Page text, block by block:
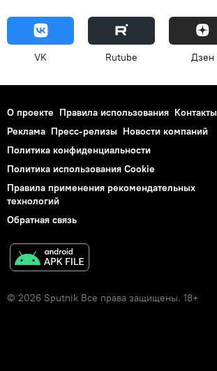
VK Rutube Дзен
О проекте Правила использования Контакты
Реклама Пресс-релизы Новости компаний
Политика конфиденциальности
Политика использования Cookie
Правила применения рекомендательных
технологий
Обратная связь
© 2026 Sputnik Все права защищены. 18+